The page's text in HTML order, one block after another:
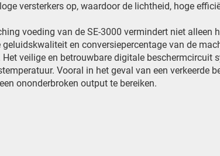
versterkers op, waardoor de lichtheid, hoge
voeding van de SE-3000 vermindert niet alleen
en conversiepercentage van de
veilige en betrouwbare digitale beschermcircuit
Vooral in het geval van een verkeerde
ononderbroken output te bereiken.